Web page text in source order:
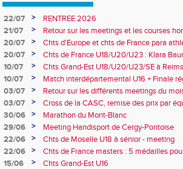
22/07 >
RENTREE 2026
21/07
>
Retour sur les meetings et les courses
20/07
>
Chts d'Europe et chts de France para
champion d'Europe et multiples
20/07 >
Chts de France U18/U20/U23 : Klara
10e
10/07 >
Chts Grand-Est U18/U20/U23/SE à
10/07
>
Match interdépartemental U16 + Finale
Obernai
03/07 >
Retour sur les différents meetings du
03/07
>
Cross de la CASC, remise des prix par
collèges
30/06 >
Marathon du Mont-Blanc
29/06
>
Meeting Handisport de Cergy-Pontoise
22/06
>
Chts de Moselle U18 à sénior - meeting
22/06
>
Chts de France masters : 5 médailles
15/06
>
Chts Grand-Est U16